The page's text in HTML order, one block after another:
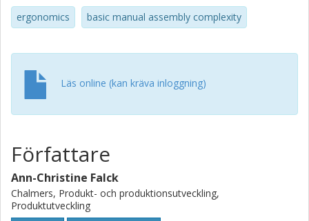
early design phases of new manufacturing concepts
ergonomics basic manual assembly complexity
Läs online (kan kräva inloggning)
Författare
Ann-Christine Falck
Chalmers, Produkt- och produktionsutveckling,
Produktutveckling